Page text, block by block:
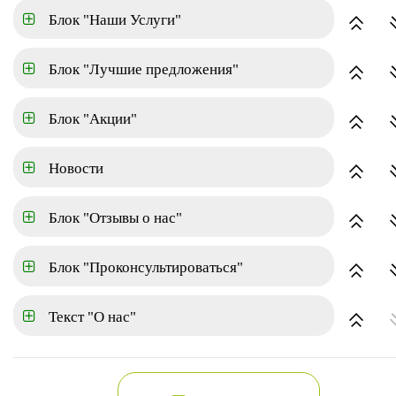
Блок "Наши Услуги"
Блок "Лучшие предложения"
Блок "Акции"
Новости
Блок "Отзывы о нас"
Блок "Проконсультироваться"
Текст "О нас"
Площадь: 93м
В избранное